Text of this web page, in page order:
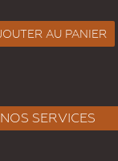
NOS SERVICES